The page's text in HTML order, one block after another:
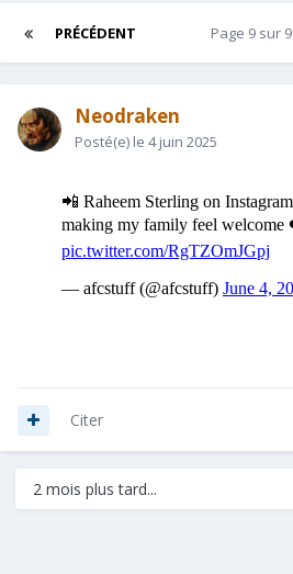
PRÉCÉDENT Page 9 sur 9
Neodraken
Posté(e) le 4 juin 2025
Citer
2 mois plus tard...